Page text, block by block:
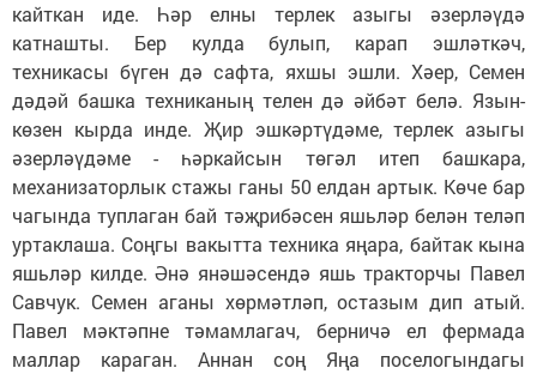
кайткан иде. Һәр елны терлек азыгы әзерләүдә
катнашты. Бер кулда булып, карап эшләткәч,
техникасы бүген дә сафта, яхшы эшли. Хәер, Семен
дәдәй башка техниканың телен дә әйбәт белә. Язын-
көзен кырда инде. Җир эшкәртүдәме, терлек азыгы
әзерләүдәме - һәркайсын төгәл итеп башкара,
механизаторлык стажы ганы 50 елдан артык. Көче бар
чагында туплаган бай тәҗрибәсен яшьләр белән теләп
уртаклаша. Соңгы вакытта техника яңара, байтак кына
яшьләр килде. Әнә янәшәсендә яшь тракторчы Павел
Савчук. Семен аганы хөрмәтләп, остазым дип атый.
Павел мәктәпне тәмамлагач, берничә ел фермада
маллар караган. Аннан соң Яңа поселогындагы